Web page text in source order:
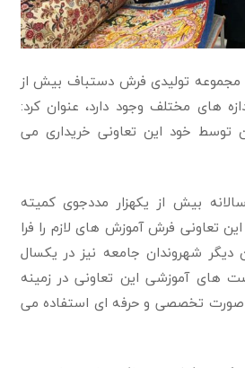
مجموعه تولیدی فرش دستباف بیش از
های مختلف وجود دارد، عنوان کرد:
توسط خود این تعاونی خریداری می
بیش از یکهزار مددجوی کمیته
تعاونی فرش آموزش های لازم را فرا
دیگر شهروندان جامعه نیز در یکسال
نفر از فرصت های آموزشی این تعاونی در زمینه
صورت تخصصی و حرفه ای استفاده می